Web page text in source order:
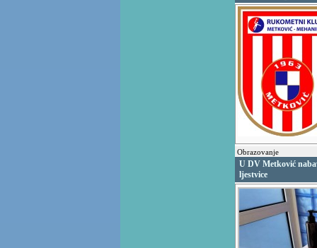
Obrazovanje
U DV Metković
ljestvice